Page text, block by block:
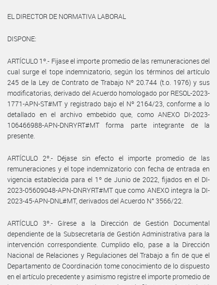
EL DIRECTOR DE NORMATIVA LABORAL
DISPONE:
ARTÍCULO 1º.- Fijase el importe promedio de las remuneraciones del
cual surge el tope indemnizatorio, según los términos del artículo
245 de la Ley de Contrato de Trabajo Nº 20.744 (t.o. 1976) y sus
modificatorias, derivado del Acuerdo homologado por RESOL-2023-
1771-APN-ST#MT y registrado bajo el Nº 2164/23, conforme a lo
detallado en el archivo embebido que, como ANEXO DI-2023-
106466988-APN-DNRYRT#MT forma parte integrante de la
presente.
ARTÍCULO 2º.- Déjase sin efecto el importe promedio de las
remuneraciones y el tope indemnizatorio con fecha de entrada en
vigencia establecida para el 1º de Junio de 2022, fijados en el DI-
2023-05609048-APN-DNRYRT#MT que como ANEXO integra la DI-
2023-45-APN-DNL#MT, derivados del Acuerdo N° 3566/22.
ARTÍCULO 3º.- Gírese a la Dirección de Gestión Documental
dependiente de la Subsecretaría de Gestión Administrativa para la
intervención correspondiente. Cumplido ello, pase a la Dirección
Nacional de Relaciones y Regulaciones del Trabajo a fin de que el
Departamento de Coordinación tome conocimiento de lo dispuesto
en el artículo precedente y asimismo registre el importe promedio de